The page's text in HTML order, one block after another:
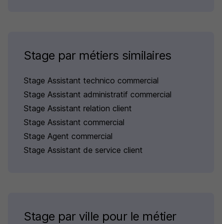
Stage par métiers similaires
Stage Assistant technico commercial
Stage Assistant administratif commercial
Stage Assistant relation client
Stage Assistant commercial
Stage Agent commercial
Stage Assistant de service client
Stage par ville pour le métier